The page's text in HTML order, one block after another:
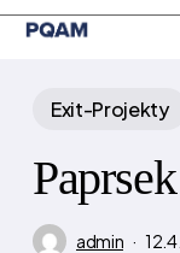
Skip
content
Exit-Projekty
admin